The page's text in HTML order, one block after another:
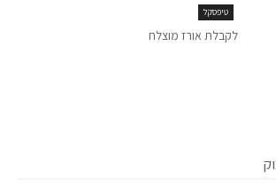
טיפסקל
לקבלת אורז מוצלח